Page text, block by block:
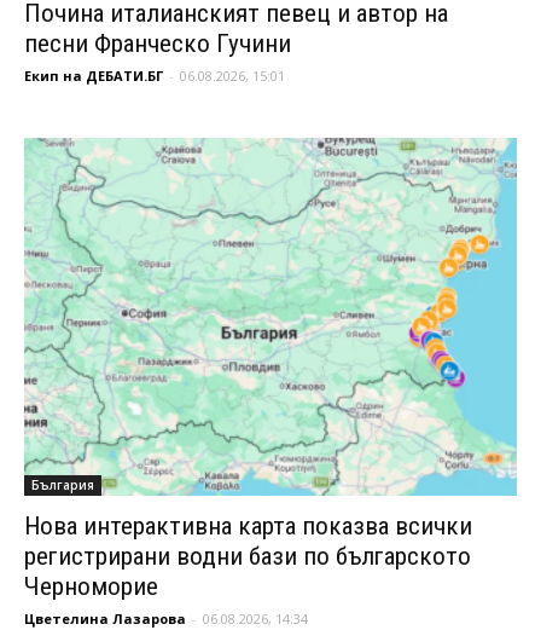
Почина италианският певец и автор на
песни Франческо Гучини
Екип на ДЕБАТИ.БГ - 06.08.2026, 15:01
България
Нова интерактивна карта показва всички
регистрирани водни бази по българското
Черноморие
Цветелина Лазарова - 06.08.2026, 14:34